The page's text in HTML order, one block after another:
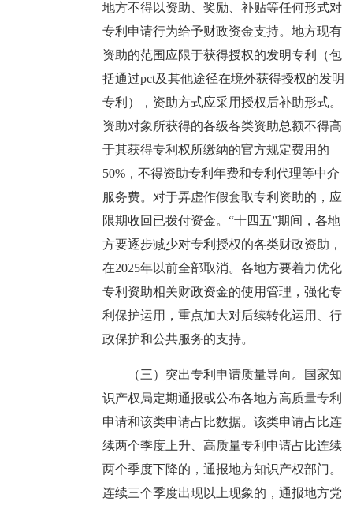
地方不得以资助、奖励、补贴等任何形式对
专利申请行为给予财政资金支持。地方现有
资助的范围应限于获得授权的发明专利（包
括通过pct及其他途径在境外获得授权的发明
专利），资助方式应采用授权后补助形式。
资助对象所获得的各级各类资助总额不得高
于其获得专利权所缴纳的官方规定费用的
50%，不得资助专利年费和专利代理等中介
服务费。对于弄虚作假套取专利资助的，应
限期收回已拨付资金。“十四五”期间，各地
方要逐步减少对专利授权的各类财政资助，
在2025年以前全部取消。各地方要着力优化
专利资助相关财政资金的使用管理，强化专
利保护运用，重点加大对后续转化运用、行
政保护和公共服务的支持。
（三）突出专利申请质量导向。国家知
识产权局定期通报或公布各地方高质量专利
申请和该类申请占比数据。该类申请占比连
续两个季度上升、高质量专利申请占比连续
两个季度下降的，通报地方知识产权部门。
连续三个季度出现以上现象的，通报地方党